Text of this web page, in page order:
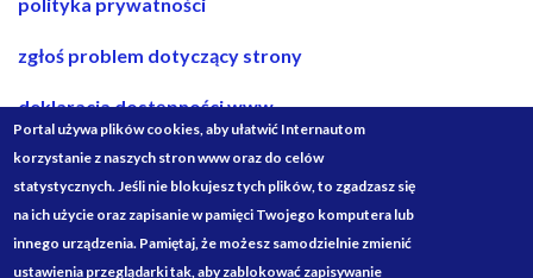
zgłoś problem dotyczący strony
deklaracja dostępności www
deklaracja dostępności bip
projekty ze środków budżetu państwa
Portal używa plików cookies, aby ułatwić Internautom
korzystanie z naszych stron www oraz do celów
statystycznych. Jeśli nie blokujesz tych plików, to zgadzasz się
na ich użycie oraz zapisanie w pamięci Twojego komputera lub
innego urządzenia. Pamiętaj, że możesz samodzielnie zmienić
ustawienia przeglądarki tak, aby zablokować zapisywanie